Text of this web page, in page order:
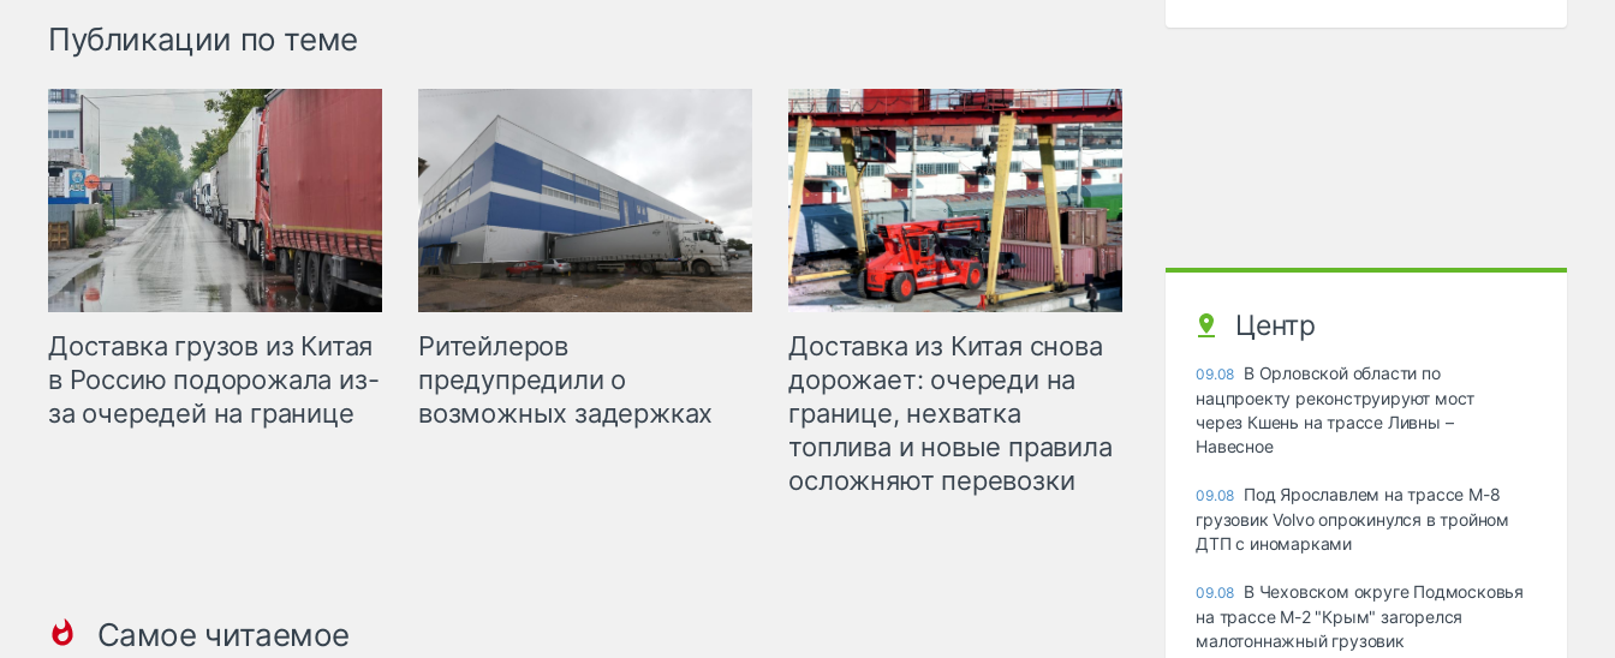
Публикации по теме
Доставка грузов из Китая
в Россию подорожала из-
за очередей на границе
Ритейлеров
предупредили о
возможных задержках
Доставка из Китая снова
дорожает: очереди на
границе, нехватка
топлива и новые правила
осложняют перевозки
Самое читаемое
Центр
09.08 В Орловской области по
нацпроекту реконструируют мост
через Кшень на трассе Ливны –
Навесное
09.08 Под Ярославлем на трассе М-8
грузовик Volvo опрокинулся в тройном
ДТП с иномарками
09.08 В Чеховском округе Подмосковья
на трассе М-2 "Крым" загорелся
малотоннажный грузовик